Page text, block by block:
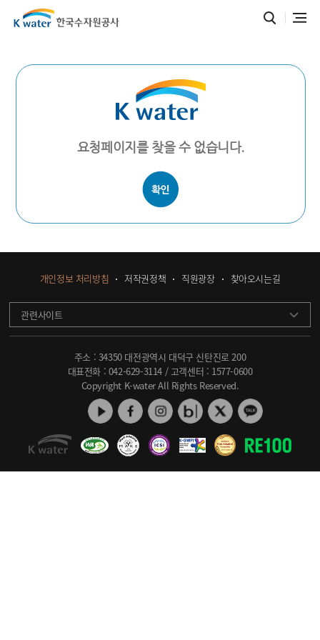
요청페이지를 찾을 수 없습니다.
개인정보 처리방침 저작권정책 직원광장 찾아오시는길
관련사이트
주소 : 34350 대전광역시 대덕구 신탄진로 200
대표전화 : 042-629-3114 / 고객센터 : 1577-0600
Copyright K-water All Rights Reserved.